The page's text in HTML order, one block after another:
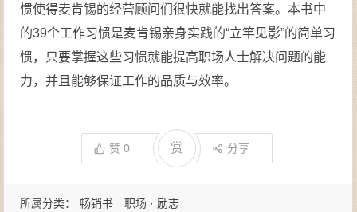
惯使得麦肯锡的经营顾问们很快就能找出答案。本书中
的39个工作习惯是麦肯锡亲身实践的“立竿见影”的简单习
惯，只要掌握这些习惯就能提高职场人士解决问题的能
力，并且能够保证工作的品质与效率。
赞0 赏 分享
所属分类： 畅销书 职场 · 励志